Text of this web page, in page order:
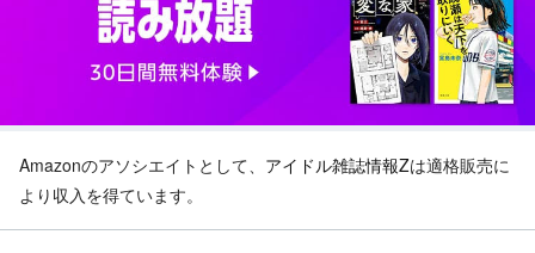
Amazonのアソシエイトとして、 アイドル雑誌情報Zは適格販売に
より収入を得ています。